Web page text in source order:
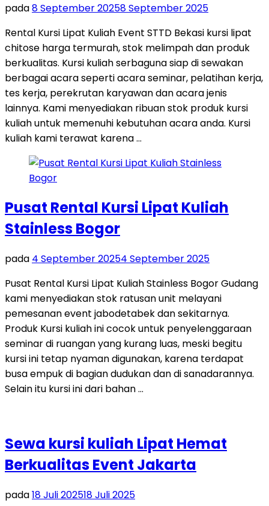
pada8 September 20258 September 2025
Rental Kursi Lipat Kuliah Event STTD Bekasi kursi lipat
chitose harga termurah, stok melimpah dan produk
berkualitas. Kursi kuliah serbaguna siap di sewakan
berbagai acara seperti acara seminar, pelatihan kerja,
tes kerja, perekrutan karyawan dan acara jenis
lainnya. Kami menyediakan ribuan stok produk kursi
kuliah untuk memenuhi kebutuhan acara anda. Kursi
kuliah kami terawat karena …
Pusat Rental Kursi Lipat Kuliah
Stainless Bogor
pada 4 September 20254 September 2025
Pusat Rental Kursi Lipat Kuliah Stainless Bogor Gudang
kami menyediakan stok ratusan unit melayani
pemesanan event jabodetabek dan sekitarnya.
Produk Kursi kuliah ini cocok untuk penyelenggaraan
seminar di ruangan yang kurang luas, meski begitu
kursi ini tetap nyaman digunakan, karena terdapat
busa empuk di bagian dudukan dan di sanadarannya.
Selain itu kursi ini dari bahan …
Sewa kursi kuliah Lipat Hemat
Berkualitas Event Jakarta
pada18 Juli 202518 Juli 2025